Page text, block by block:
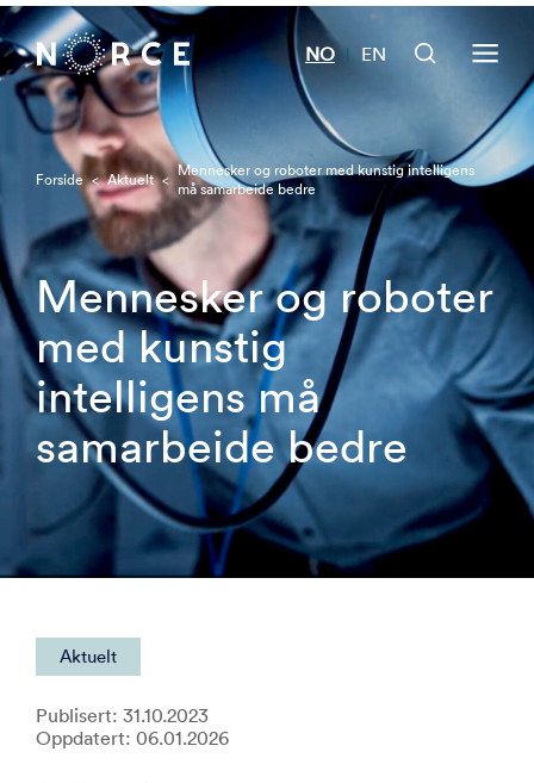
NO | EN
Forside < Aktuelt < Mennesker og roboter med kunstig intelligens
må samarbeide bedre
Mennesker og roboter
med kunstig
intelligens må
samarbeide bedre
Aktuelt
Publisert: 31.10.2023
Oppdatert: 06.01.2026